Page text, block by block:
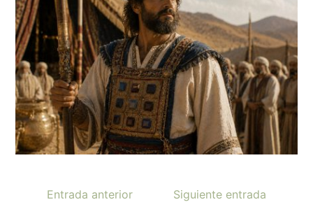
Entrada anterior Siguiente entrada